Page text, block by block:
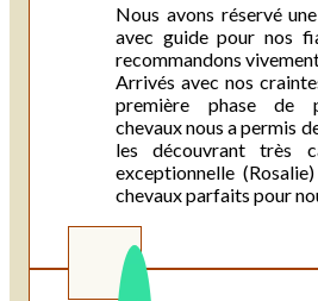
Nous avons réservé
avec guide pour nos
recommandons
Arrivés avec nos
première phase de
chevaux nous a permis
les découvrant très
exceptionnelle
chevaux parfaits pour